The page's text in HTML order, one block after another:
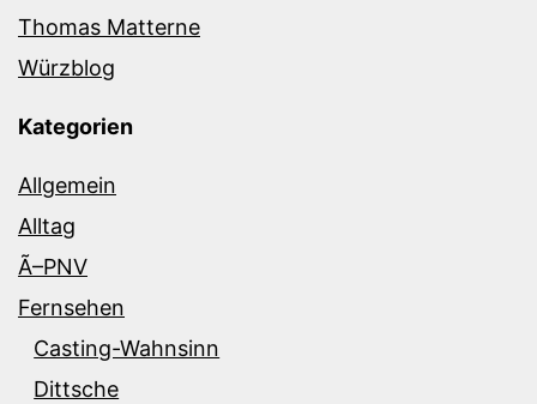
Thomas Matterne
Würzblog
Kategorien
Allgemein
Alltag
Ã–PNV
Fernsehen
Casting-Wahnsinn
Dittsche